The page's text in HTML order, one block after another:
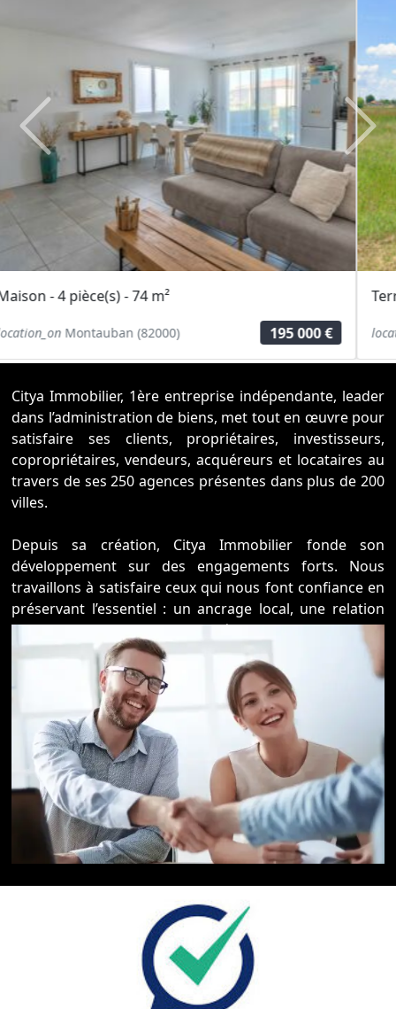
Terrain - 563 m²
location_onBressols (82710) 68 000 €
Previous Next
Citya Immobilier, 1ère entreprise indépendante, leader
dans l’administration de biens, met tout en œuvre pour
satisfaire ses clients, propriétaires, investisseurs,
copropriétaires, vendeurs, acquéreurs et locataires au
travers de ses 250 agences présentes dans plus de 200
villes.
Depuis sa création, Citya Immobilier fonde son
développement sur des engagements forts. Nous
travaillons à satisfaire ceux qui nous font confiance en
préservant l’essentiel : un ancrage local, une relation
commerciale de proximité et l’attachement
intransigeant à la qualité et à la rigueur dans
l’accompagnement de nos clients.